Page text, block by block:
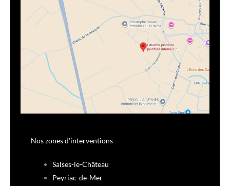
Nos zones d’interventions
Salses-le-Château
Peyriac-de-Mer